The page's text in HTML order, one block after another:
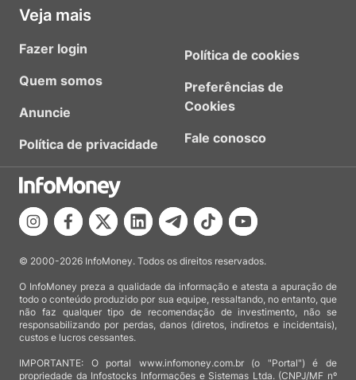
Veja mais
Fazer login
Quem somos
Anuncie
Política de privacidade
Política de cookies
Preferências de
Cookies
Fale conosco
© 2000-2026 InfoMoney. Todos os direitos reservados.
O InfoMoney preza a qualidade da informação e atesta a apuração de
todo o conteúdo produzido por sua equipe, ressaltando, no entanto, que
não faz qualquer tipo de recomendação de investimento, não se
responsabilizando por perdas, danos (diretos, indiretos e incidentais),
custos e lucros cessantes.
IMPORTANTE: O portal www.infomoney.com.br (o "Portal") é de
propriedade da Infostocks Informações e Sistemas Ltda. (CNPJ/MF nº